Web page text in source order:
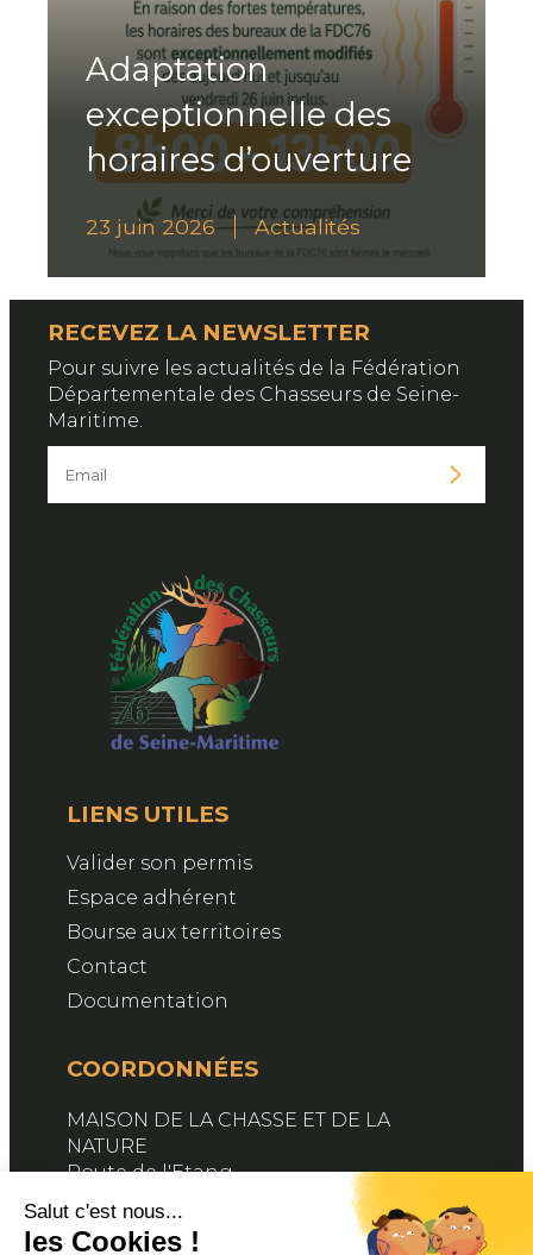
Adaptation
exceptionnelle des
horaires d’ouverture
23 juin 2026 Actualités
RECEVEZ LA NEWSLETTER
Pour suivre les actualités de la Fédération
Départementale des Chasseurs de Seine-
Maritime.
LIENS UTILES
Valider son permis
Espace adhérent
Bourse aux territoires
Contact
Documentation
COORDONNÉES
MAISON DE LA CHASSE ET DE LA
NATURE
Route de l'Etang
76890 BELLEVILLE-EN-CAUX
Contactez-nous